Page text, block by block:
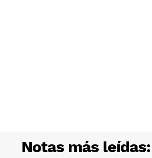
Notas más leídas: